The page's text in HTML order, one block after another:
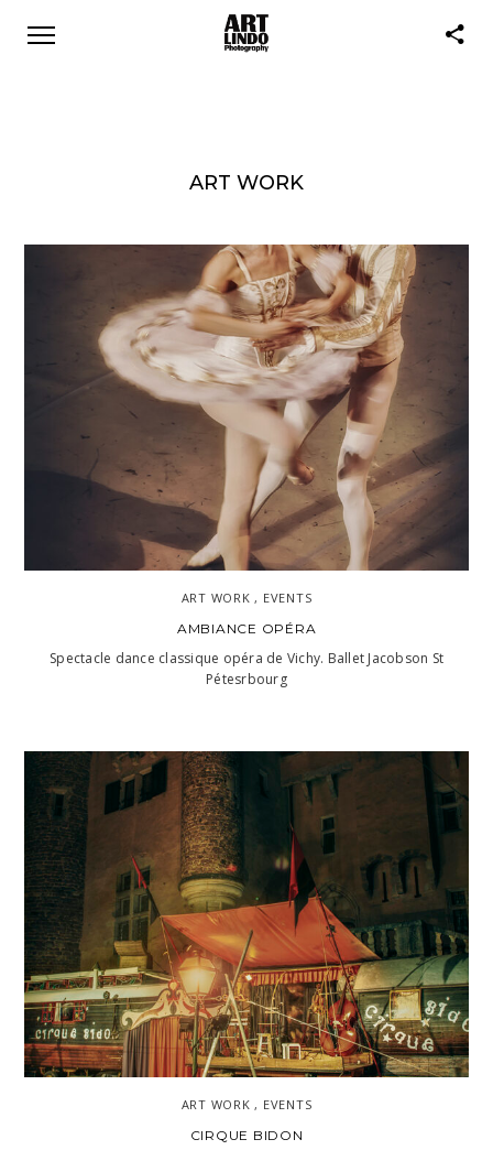
ART WORK
ART WORK , EVENTS
AMBIANCE OPÉRA
Spectacle dance classique opéra de Vichy. Ballet Jacobson St
Pétesrbourg
ART WORK , EVENTS
CIRQUE BIDON